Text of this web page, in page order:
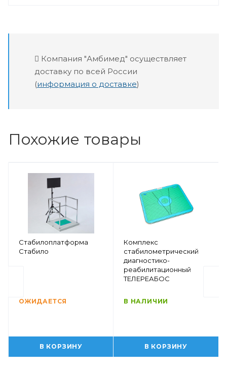
Компания "Амбимед" осуществляет
доставку по всей России
(информация о доставке)
Похожие товары
Стабилоплатформа
Стабило
ОЖИДАЕТСЯ
В КОРЗИНУ
Комплекс
стабилометрический
диагностико-
реабилитационный
ТЕЛЕРЕАБОС
В НАЛИЧИИ
В КОРЗИНУ